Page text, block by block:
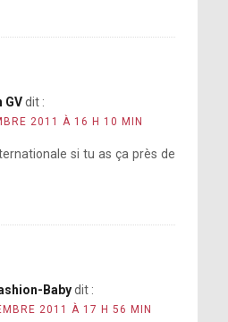
GV dit :
2011 À 16 H 10 MIN
si tu as ça près de
Babydit :
2011 À 17 H 56 MIN